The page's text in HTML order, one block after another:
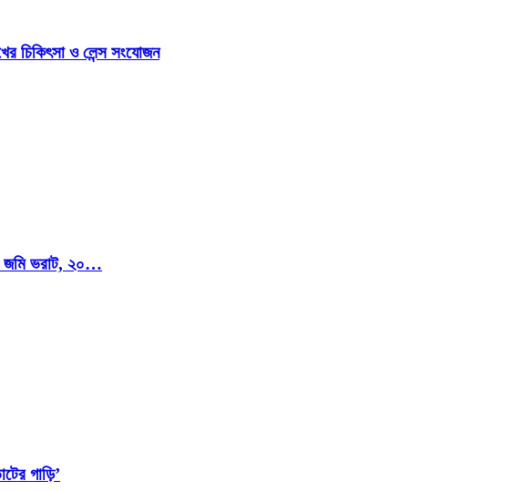
চিকিৎসা ও লেন্স সংযোজন
জমি ভরাট, ২০…
গাড়ি’